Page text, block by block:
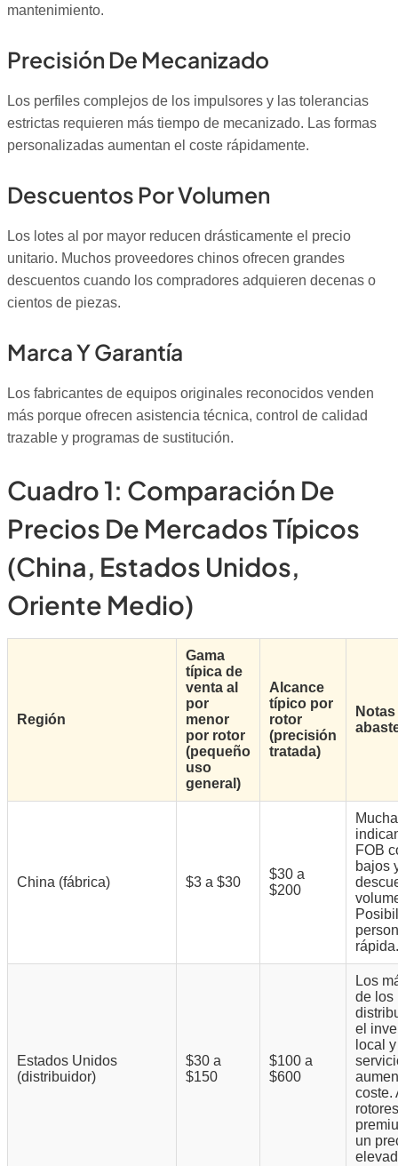
mantenimiento.
Precisión De Mecanizado
Los perfiles complejos de los impulsores y las tolerancias
estrictas requieren más tiempo de mecanizado. Las formas
personalizadas aumentan el coste rápidamente.
Descuentos Por Volumen
Los lotes al por mayor reducen drásticamente el precio
unitario. Muchos proveedores chinos ofrecen grandes
descuentos cuando los compradores adquieren decenas o
cientos de piezas.
Marca Y Garantía
Los fabricantes de equipos originales reconocidos venden
más porque ofrecen asistencia técnica, control de calidad
trazable y programas de sustitución.
Cuadro 1: Comparación De
Precios De Mercados Típicos
(China, Estados Unidos,
Oriente Medio)
Región
Gama
típica de
venta al
por
menor
por rotor
(pequeño
uso
general)
Alcance
típico por
rotor
(precisión
tratada)
China (fábrica) $3 a $30
$30 a
$200
FOB
bajos
rápida.
Estados Unidos
(distribuidor)
$30 a
$150
$100 a
$600
Los
de los
el
local
coste.
un